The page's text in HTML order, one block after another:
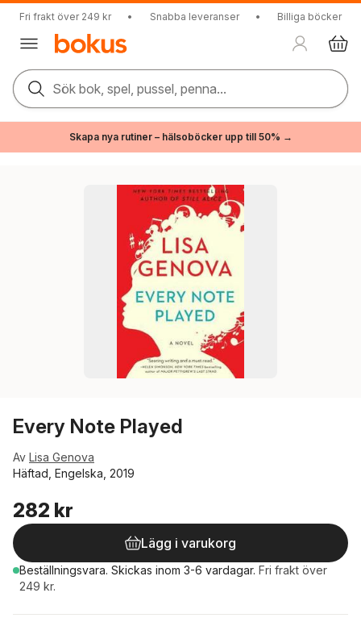
Fri frakt över 249 kr • Snabba leveranser • Billiga böcker
Sök bok, spel, pussel, penna...
Skapa nya rutiner – hälsoböcker upp till 50% →
Every Note Played
Av Lisa Genova
Häftad, Engelska, 2019
282 kr
Lägg i varukorg
Beställningsvara. Skickas inom 3-6 vardagar. Fri frakt över
249 kr.